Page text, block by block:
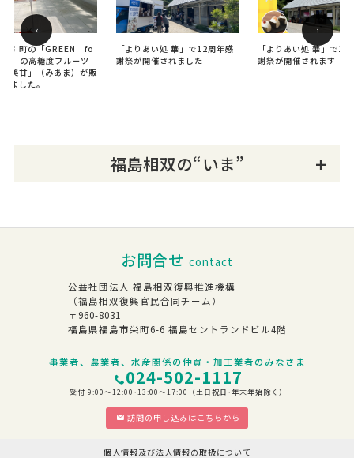
船引町の「GREEN fo
」の高糖度フルーツ
美甘」（みあま）が販
ました。
「よりあい処 華」で12周年感
謝祭が開催されました
「よりあい処 華」で12
謝祭が開催されます
‹ ›
福島相双の“いま”
お問合せ contact
公益社団法人 福島相双復興推進機構
（福島相双復興官民合同チーム）
〒960-8031
福島県福島市栄町6-6 福島セントランドビル4階
事業者、農業者、水産関係の仲買・加工業者のみなさま
024-502-1117
受付 9:00～12:00･13:00～17:00（土日祝日･年末年始除く）
訪問の申し込みはこちらから
個人情報及び法人情報の取扱について